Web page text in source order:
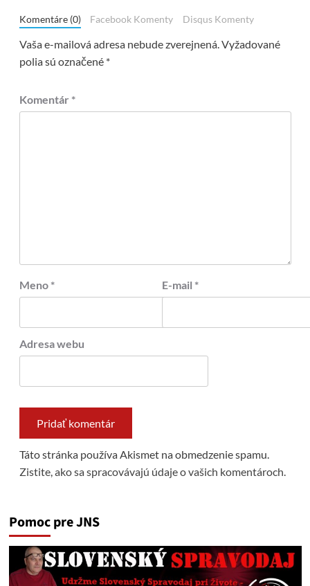
Komentáre (0) Facebook Komenty Disqus Komenty
Vaša e-mailová adresa nebude zverejnená.Vyžadované
polia sú označené *
Komentár *
Meno * E-mail *
Adresa webu
Táto stránka používa Akismet na obmedzenie spamu.
Zistite, ako sa spracovávajú údaje o vašich komentároch.
Pomoc pre JNS